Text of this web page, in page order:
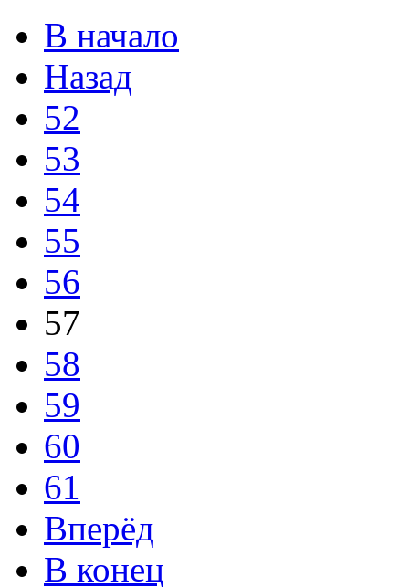
В начало
Назад
52
53
54
55
56
57
58
59
60
61
Вперёд
В конец